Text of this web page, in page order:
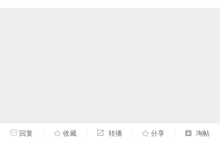
回复 收藏 转播 分享 淘帖